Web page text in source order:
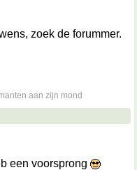
zoek de forummer.
aan zijn mond
een voorsprong